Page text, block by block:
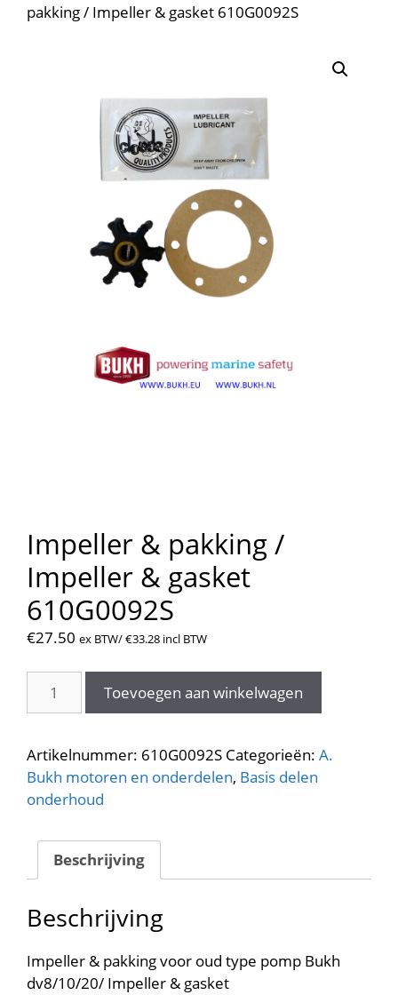
pakking / Impeller & gasket 610G0092S
Impeller & pakking /
Impeller & gasket
610G0092S
€27.50 ex BTW/€33.28 incl BTW
/
Impeller
&
610G0092S
aantal
Toevoegen aan winkelwagen
Artikelnummer: 610G0092S Categorieën: A.
Bukh motoren en onderdelen, Basis delen
onderhoud
Beschrijving
Beschrijving
Impeller & pakking voor oud type pomp Bukh
dv8/10/20/ Impeller & gasket